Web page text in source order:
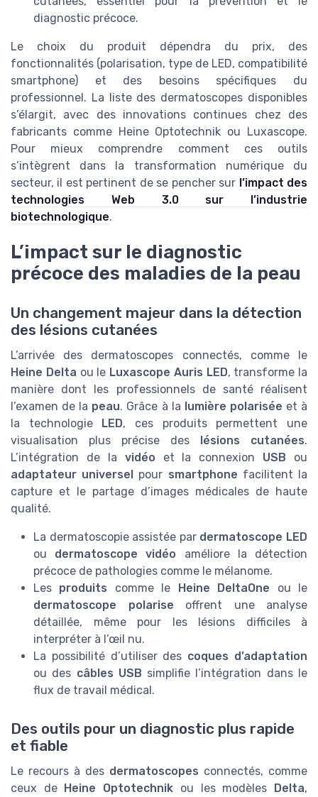
diagnostic précoce.
Le choix du produit dépendra du prix, des
fonctionnalités (polarisation, type de LED, compatibilité
smartphone) et des besoins spécifiques du
professionnel. La liste des dermatoscopes disponibles
s’élargit, avec des innovations continues chez des
fabricants comme Heine Optotechnik ou Luxascope.
Pour mieux comprendre comment ces outils
s’intègrent dans la transformation numérique du
secteur, il est pertinent de se pencher sur l’impact des
technologies Web 3.0 sur l’industrie
biotechnologique.
L’impact sur le diagnostic
précoce des maladies de la peau
Un changement majeur dans la détection
des lésions cutanées
L’arrivée des dermatoscopes connectés, comme le
Heine Delta ou le Luxascope Auris LED, transforme la
manière dont les professionnels de santé réalisent
l’examen de la peau. Grâce à la lumière polarisée et à
la technologie
LED, ces produits permettent une
visualisation plus précise des
lésions cutanées.
L’intégration de la vidéo et la connexion USB ou
adaptateur universel
pour smartphone facilitent la
capture et le partage d’images médicales de haute
qualité.
La dermatoscopie assistée par dermatoscope LED
ou dermatoscope vidéo améliore la détection
précoce de pathologies comme le mélanome.
Les produits comme le Heine DeltaOne ou le
dermatoscope polarise offrent une analyse
détaillée, même pour les lésions difficiles à
interpréter à l’œil nu.
La possibilité d’utiliser des coques d’adaptation
ou des câbles USB simplifie l’intégration dans le
flux de travail médical.
Des outils pour un diagnostic plus rapide
et fiable
Le recours à des dermatoscopes connectés, comme
ceux de Heine Optotechnik ou les modèles Delta,